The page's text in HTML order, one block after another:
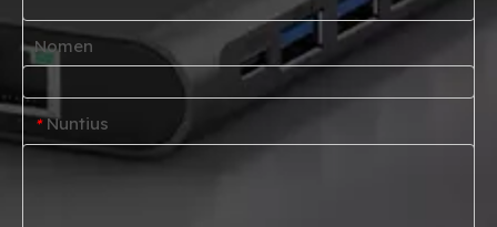
Nomen
* Nuntius